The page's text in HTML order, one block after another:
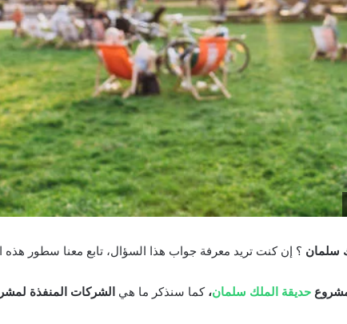
سلمان ؟ إن كنت تريد معرفة جواب هذا السؤال، تابع معنا سطور هذه
حديقة الملك سلمان، كما سنذكر ما هي الشركات المنفذة